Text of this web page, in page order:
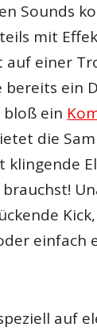
Sounds
mit
auf einer
bereits ein
bloß ein
die
klingende
einfach
auf